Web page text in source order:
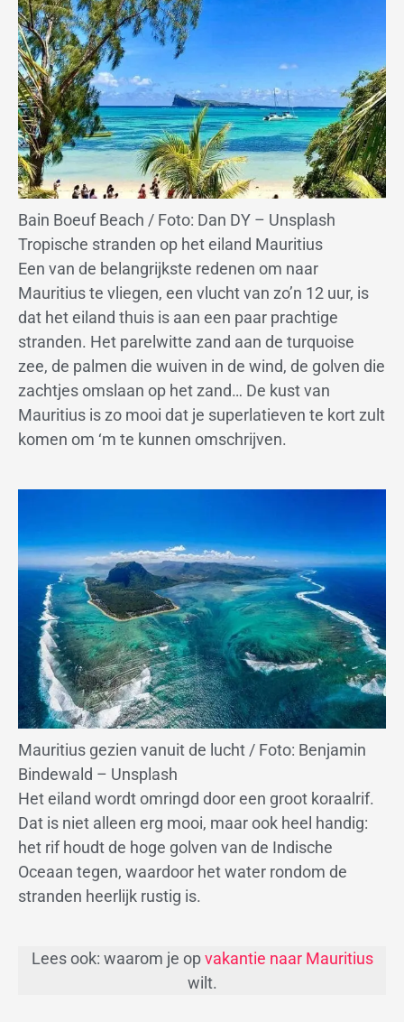
Bain Boeuf Beach / Foto: Dan DY – Unsplash
Tropische stranden op het eiland Mauritius
Een van de belangrijkste redenen om naar
Mauritius te vliegen, een vlucht van zo’n 12 uur, is
dat het eiland thuis is aan een paar prachtige
stranden. Het parelwitte zand aan de turquoise
zee, de palmen die wuiven in de wind, de golven die
zachtjes omslaan op het zand… De kust van
Mauritius is zo mooi dat je superlatieven te kort zult
komen om ‘m te kunnen omschrijven.
Mauritius gezien vanuit de lucht / Foto: Benjamin
Bindewald – Unsplash
Het eiland wordt omringd door een groot koraalrif.
Dat is niet alleen erg mooi, maar ook heel handig:
het rif houdt de hoge golven van de Indische
Oceaan tegen, waardoor het water rondom de
stranden heerlijk rustig is.
Lees ook: waarom je opvakantie naar Mauritius
wilt.